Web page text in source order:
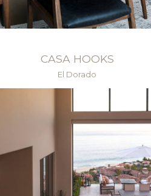
CASA HOOKS
El Dorado